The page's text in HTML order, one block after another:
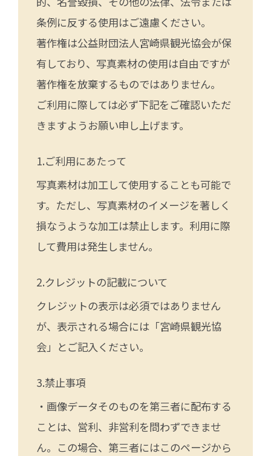
条例に反する使用はご遠慮ください。
著作権は公益財団法人宮崎県観光協会が保
有しており、写真素材の使用は自由ですが
著作権を放棄するものではありません。
ご利用に際しては必ず下記をご確認いただ
きますようお願い申し上げます。
ご利用にあたって
写真素材は加工して使用することも可能で
す。ただし、写真素材のイメージを著しく
損なうような加工は禁止します。利用に際
して費用は発生しません。
クレジットの記載について
クレジットの表示は必須ではありません
が、表示される場合には「宮崎県観光協
会」とご記入ください。
禁止事項
・画像データそのものを第三者に配布する
ことは、営利、非営利を問わずできませ
ん。この場合、第三者にはこのページから